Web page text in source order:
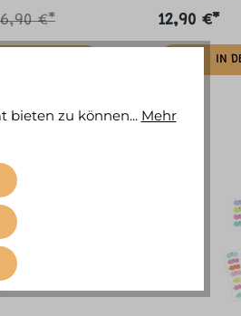
€* 12,90 €*
IN
bieten zu können... Mehr